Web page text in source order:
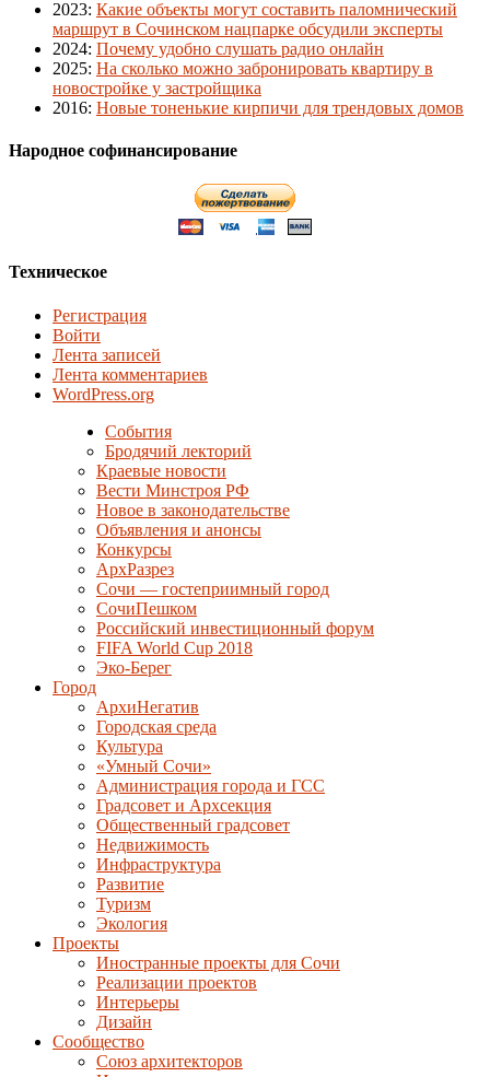
2023: Какие объекты могут составить паломнический
маршрут в Сочинском нацпарке обсудили эксперты
2024: Почему удобно слушать радио онлайн
2025: На сколько можно забронировать квартиру в
новостройке у застройщика
2016: Новые тоненькие кирпичи для трендовых домов
Народное софинансирование
Техническое
Регистрация
Войти
Лента записей
Лента комментариев
WordPress.org
События
Бродячий лекторий
Краевые новости
Вести Минстроя РФ
Новое в законодательстве
Объявления и анонсы
Конкурсы
АрхРазрез
Сочи — гостеприимный город
СочиПешком
Российский инвестиционный форум
FIFA World Cup 2018
Эко-Берег
Город
АрхиНегатив
Городская среда
Культура
«Умный Сочи»
Администрация города и ГСС
Градсовет и Архсекция
Общественный градсовет
Недвижимость
Инфраструктура
Развитие
Туризм
Экология
Проекты
Иностранные проекты для Сочи
Реализации проектов
Интерьеры
Дизайн
Сообщество
Союз архитекторов